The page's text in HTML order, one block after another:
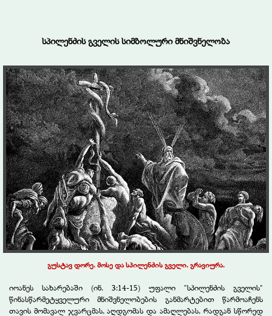
სპილენძის გველის სიმბოლური მნიშვნელობა
გუსტავ დორე. მოსე და სპილენძის გველი. გრავიურა.
იოანეს სახარებაში (ინ. 3:14-15) უფალი "სპილენძის გველის"
წინასწარმეტყველური მნიშვნელობების განმარტებით წარმოაჩენს
თავის მომავალ ჯვარცმას, აღდგომას და ამაღლებას, რადგან სწორედ